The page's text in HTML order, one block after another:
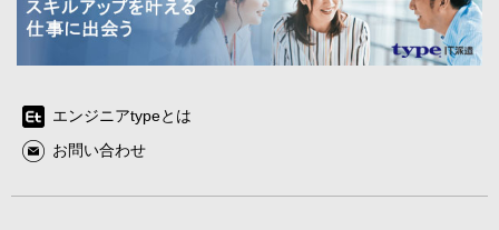
エンジニアtypeとは
お問い合わせ